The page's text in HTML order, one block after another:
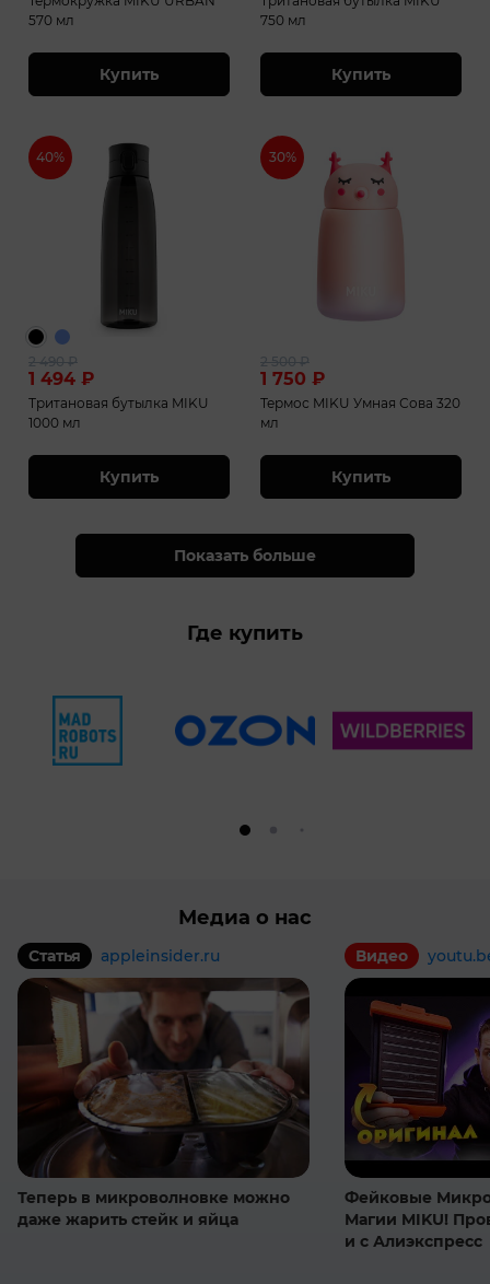
570 мл
Купить
750 мл
Купить
40%
1 494 ₽
2 490₽
Тритановая бутылка MIKU
1000 мл
Купить
30%
1 750 ₽
2 500₽
Термос MIKU Умная Сова 320
мл
Купить
Показать больше
Где купить
Медиа о нас
Статья appleinsider.ru
Теперь в микроволновке можно
даже жарить стейк и яйца
Видео
Фейковые
Магии MIKU!
и с Алиэкспресс